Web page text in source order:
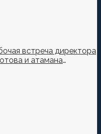
встреча директора
и атамана